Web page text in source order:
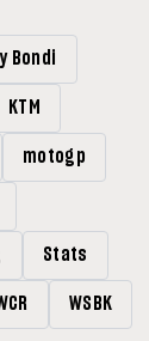
Bondi
KTM
motogp
Stats
WSBK